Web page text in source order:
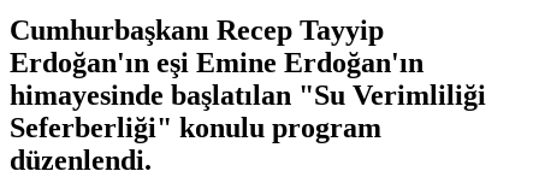
Cumhurbaşkanı Recep Tayyip
Erdoğan'ın eşi Emine Erdoğan'ın
himayesinde başlatılan "Su Verimliliği
Seferberliği" konulu program
düzenlendi.